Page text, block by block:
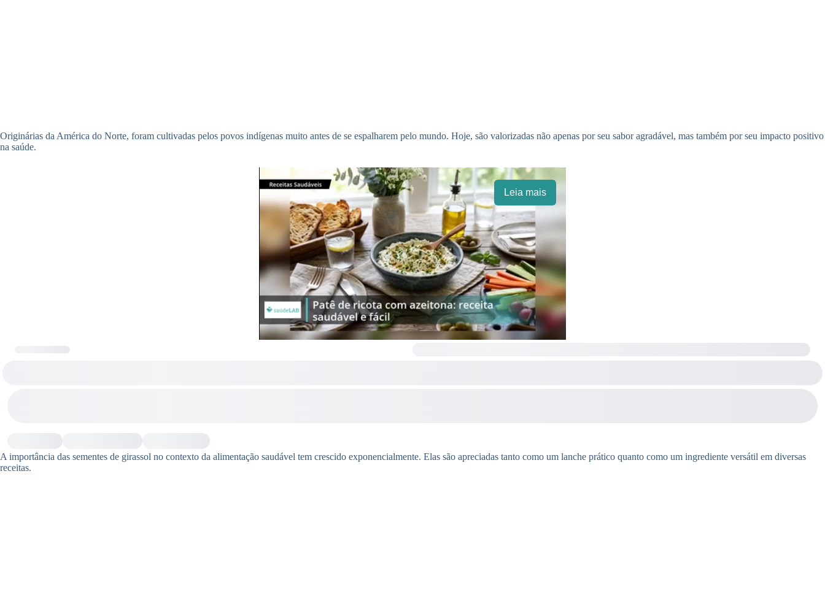
Originárias da América do Norte, foram cultivadas pelos povos indígenas muito antes de se espalharem pelo mundo. Hoje, são valorizadas não apenas por seu sabor agradável, mas também por seu impacto positivo
na saúde.
Leia mais
A importância das sementes de girassol no contexto da alimentação saudável tem crescido exponencialmente. Elas são apreciadas tanto como um lanche prático quanto como um ingrediente versátil em diversas
receitas.